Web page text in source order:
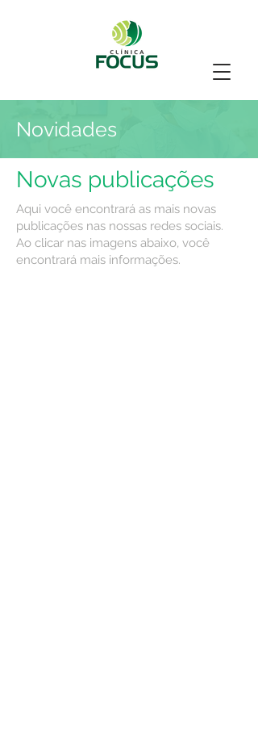
Novidades
Novas publicações
Aqui você encontrará as mais novas
publicações nas nossas redes sociais.
Ao clicar nas imagens abaixo, você
encontrará mais informações.